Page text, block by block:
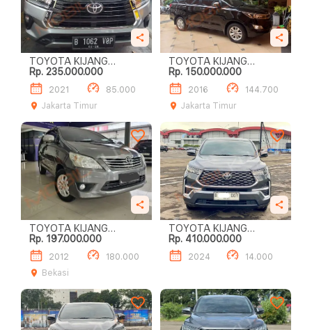
TOYOTA KIJANG
INNOVA 2.0L V A/T
Rp. 235.000.000
2021
85.000
Jakarta Timur
TOYOTA KIJANG
INNOVA 2.0L V A/T
Rp. 150.000.000
2016
144.700
Jakarta Timur
TOYOTA KIJANG
INNOVA 2.5L G M/T
Rp. 197.000.000
2012
180.000
Bekasi
TOYOTA KIJANG
INNOVA ZENIX 2.0 V CVT
Rp. 410.000.000
2024 14.000